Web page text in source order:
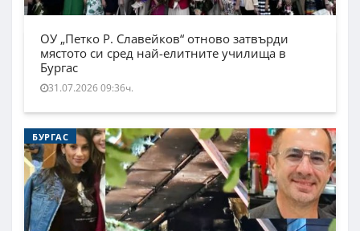
ОУ „Петко Р. Славейков“ отново затвърди
мястото си сред най-елитните училища в
Бургас
31.07.2026 09:36ч.
БУРГАС